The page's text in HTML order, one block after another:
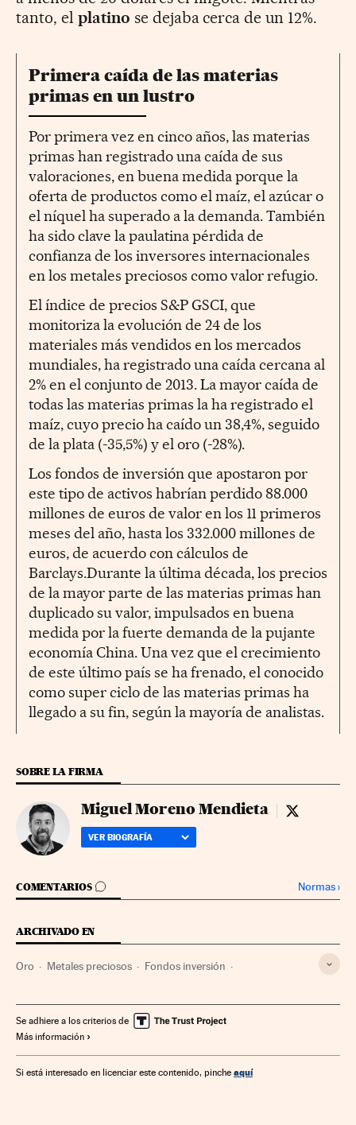
tanto, el platino se dejaba cerca de un 12%.
Primera caída de las materias
primas en un lustro
Por primera vez en cinco años, las materias
primas han registrado una caída de sus
valoraciones, en buena medida porque la
oferta de productos como el maíz, el azúcar o
el níquel ha superado a la demanda. También
ha sido clave la paulatina pérdida de
confianza de los inversores internacionales
en los metales preciosos como valor refugio.
El índice de precios S&P GSCI, que
monitoriza la evolución de 24 de los
materiales más vendidos en los mercados
mundiales, ha registrado una caída cercana al
2% en el conjunto de 2013. La mayor caída de
todas las materias primas la ha registrado el
maíz, cuyo precio ha caído un 38,4%, seguido
de la plata (-35,5%) y el oro (-28%).
Los fondos de inversión que apostaron por
este tipo de activos habrían perdido 88.000
millones de euros de valor en los 11 primeros
meses del año, hasta los 332.000 millones de
euros, de acuerdo con cálculos de
Barclays.Durante la última década, los precios
de la mayor parte de las materias primas han
duplicado su valor, impulsados en buena
medida por la fuerte demanda de la pujante
economía China. Una vez que el crecimiento
de este último país se ha frenado, el conocido
como super ciclo de las materias primas ha
llegado a su fin, según la mayoría de analistas.
SOBRE LA FIRMA
Miguel Moreno Mendieta Miguel
VER BIOGRAFÍA
COMENTARIOS
IR A LOS COMENTARIOS Normas›
ARCHIVADO EN
Oro Metales preciosos Fondos inversión
Industria
Se adhiere a los criterios de
Más información
Si está interesado en licenciar este contenido, pinche aquí